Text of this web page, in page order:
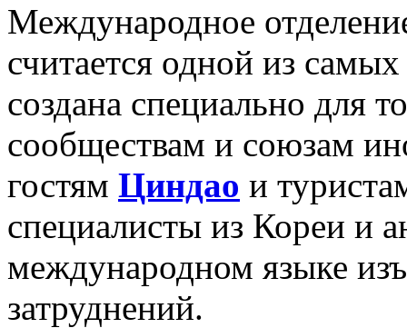
Международное
считается одной из
создана специально для
сообществам и союзам
гостям Циндао и
специалисты из Кореи и
международном языке
затруднений.